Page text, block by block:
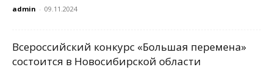
admin - 09.11.2024
Всероссийский конкурс «Большая перемена»
состоится в Новосибирской области